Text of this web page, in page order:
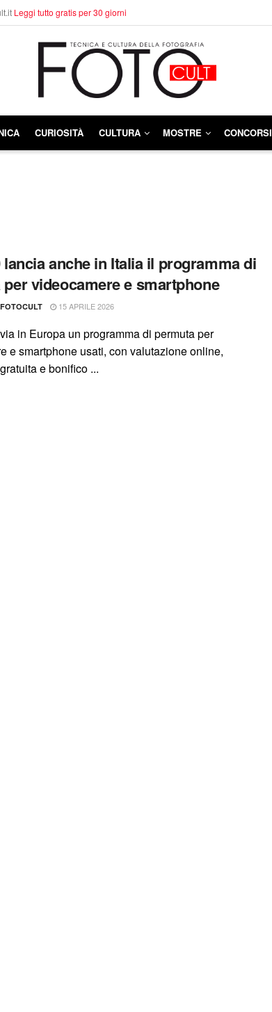
Leggi tutto gratis per 30 giorni
CURIOSITÀ CULTURA MOSTRE CONCORSI
lancia anche in Italia il programma di
videocamere e smartphone
15 APRILE 2026
in Europa un programma di permuta per
e smartphone usati, con valutazione online,
e bonifico ...